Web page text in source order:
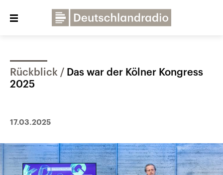
Close
Deutschlandfunk
Deutschlandfunk Nova
Über uns Programme Presse
Rückblick
Das war der Kölner Kongress
2025
17.03.2025